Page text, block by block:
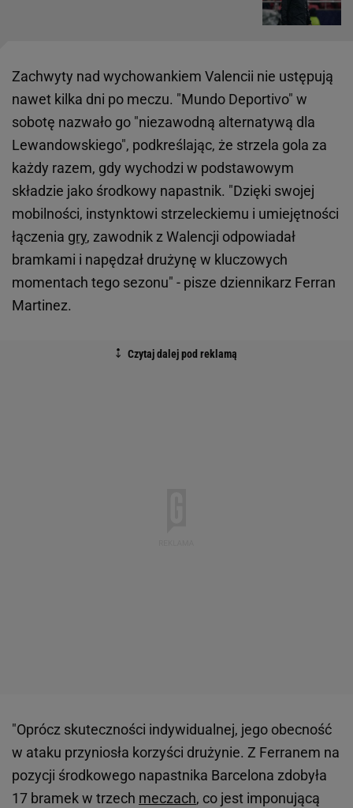
Zachwyty nad wychowankiem Valencii nie ustępują
nawet kilka dni po meczu. "Mundo Deportivo" w
sobotę nazwało go "niezawodną alternatywą dla
Lewandowskiego", podkreślając, że strzela gola za
każdy razem, gdy wychodzi w podstawowym
składzie jako środkowy napastnik. "Dzięki swojej
mobilności, instynktowi strzeleckiemu i umiejętności
łączenia gry, zawodnik z Walencji odpowiadał
bramkami i napędzał drużynę w kluczowych
momentach tego sezonu" - pisze dziennikarz Ferran
Martinez.
"Oprócz skuteczności indywidualnej, jego obecność
w ataku przyniosła korzyści drużynie. Z Ferranem na
pozycji środkowego napastnika Barcelona zdobyła
17 bramek w trzech meczach, co jest imponującą